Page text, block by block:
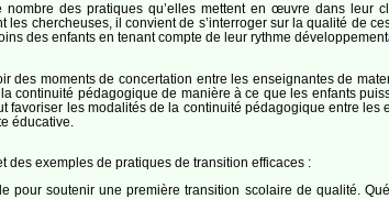
nombre des pratiques qu’elles mettent en œuvre dans leur
chercheuses, il convient de s’interroger sur la qualité de
des enfants en tenant compte de leur rythme
moments de concertation entre les enseignantes de
continuité pédagogique de manière à ce que les enfants
les modalités de la continuité pédagogique entre les
éducative.
des exemples de pratiques de transition efficaces :
pour soutenir une première transition scolaire de qualité.